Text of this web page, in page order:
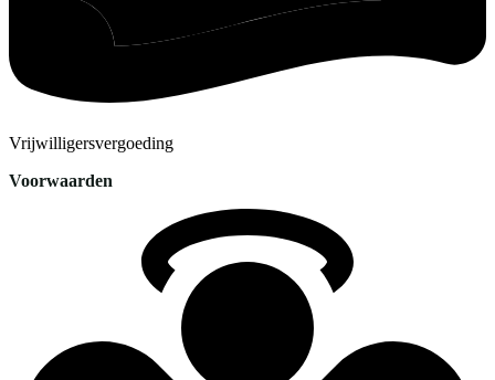
Vrijwilligersvergoeding
Voorwaarden